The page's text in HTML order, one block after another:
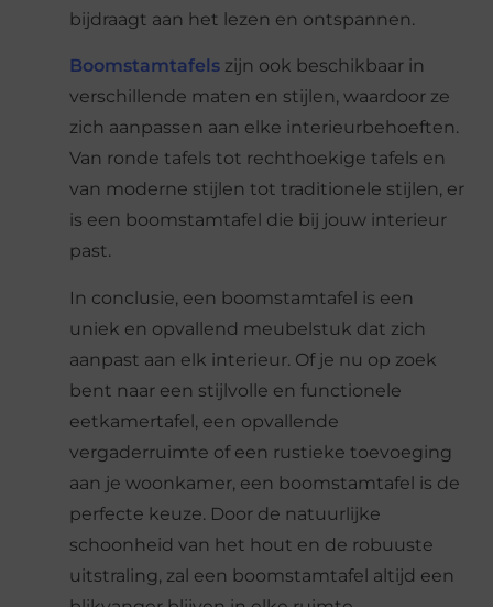
bijdraagt aan het lezen en ontspannen.
Boomstamtafels zijn ook beschikbaar in
verschillende maten en stijlen, waardoor ze
zich aanpassen aan elke interieurbehoeften.
Van ronde tafels tot rechthoekige tafels en
van moderne stijlen tot traditionele stijlen, er
is een boomstamtafel die bij jouw interieur
past.
In conclusie, een boomstamtafel is een
uniek en opvallend meubelstuk dat zich
aanpast aan elk interieur. Of je nu op zoek
bent naar een stijlvolle en functionele
eetkamertafel, een opvallende
vergaderruimte of een rustieke toevoeging
aan je woonkamer, een boomstamtafel is de
perfecte keuze. Door de natuurlijke
schoonheid van het hout en de robuuste
uitstraling, zal een boomstamtafel altijd een